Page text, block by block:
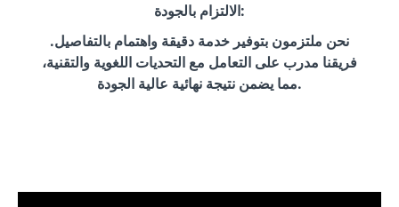
الالتزام بالجودة:
نحن ملتزمون بتوفير خدمة دقيقة واهتمام بالتفاصيل.
فريقنا مدرب على التعامل مع التحديات اللغوية والتقنية،
مما يضمن نتيجة نهائية عالية الجودة.